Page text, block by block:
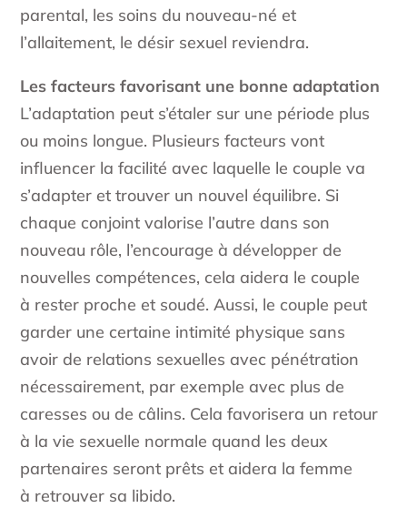
parental, les soins du nouveau-né et
l’allaitement, le désir sexuel reviendra.
Les facteurs favorisant une bonne adaptation
L’adaptation peut s’étaler sur une période plus
ou moins longue. Plusieurs facteurs vont
influencer la facilité avec laquelle le couple va
s’adapter et trouver un nouvel équilibre. Si
chaque conjoint valorise l’autre dans son
nouveau rôle, l’encourage à développer de
nouvelles compétences, cela aidera le couple
à rester proche et soudé. Aussi, le couple peut
garder une certaine intimité physique sans
avoir de relations sexuelles avec pénétration
nécessairement, par exemple avec plus de
caresses ou de câlins. Cela favorisera un retour
à la vie sexuelle normale quand les deux
partenaires seront prêts et aidera la femme
à retrouver sa libido.